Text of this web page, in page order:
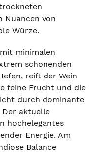
Nuancen von
Würze.
minimalen
schonenden
reift der Wein
feine Frucht und die
durch dominante
Der aktuelle
hochelegantes
Energie. Am
Balance